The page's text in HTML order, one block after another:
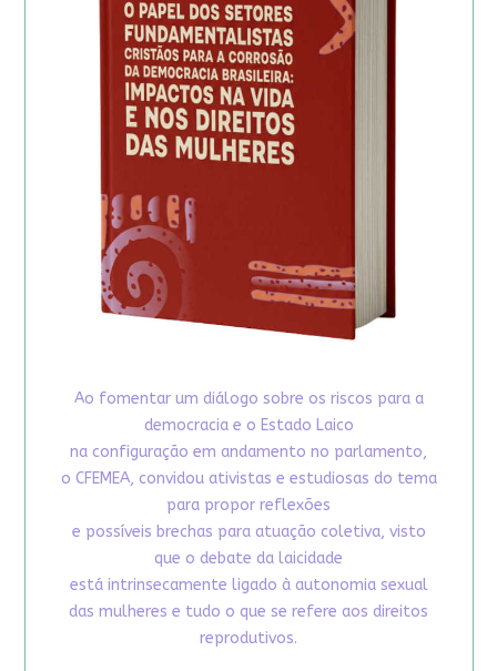
Ao fomentar um diálogo sobre os riscos para a
democracia e o Estado Laico
na configuração em andamento no parlamento,
o CFEMEA, convidou ativistas e estudiosas do tema
para propor reflexões
e possíveis brechas para atuação coletiva, visto
que o debate da laicidade
está intrinsecamente ligado à autonomia sexual
das mulheres e tudo o que se refere aos direitos
reprodutivos.